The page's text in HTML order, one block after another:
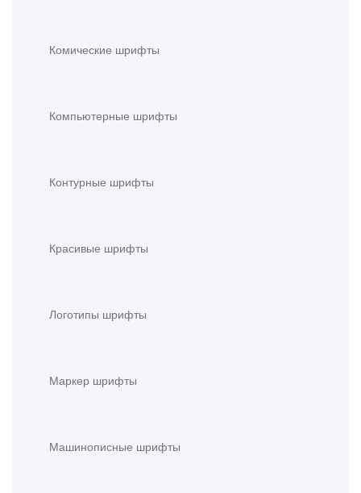
Комические шрифты
Компьютерные шрифты
Контурные шрифты
Красивые шрифты
Логотипы шрифты
Маркер шрифты
Машинописные шрифты